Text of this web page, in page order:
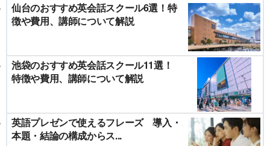
仙台のおすすめ英会話スクール6選！特
徴や費用、講師について解説
池袋のおすすめ英会話スクール11選！
特徴や費用、講師について解説
英語プレゼンで使えるフレーズ 導入・
本題・結論の構成からス...